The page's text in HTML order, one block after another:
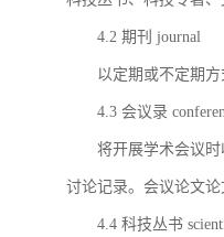
4.2 期刊 journal
以定期或不定期
4.3 会议录
将开展学术会议
讨论记录。会议论文
4.4 科技丛书